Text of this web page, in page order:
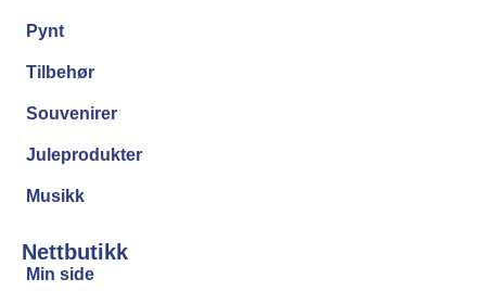
Pynt
Tilbehør
Souvenirer
Juleprodukter
Musikk
Nettbutikk
Min side